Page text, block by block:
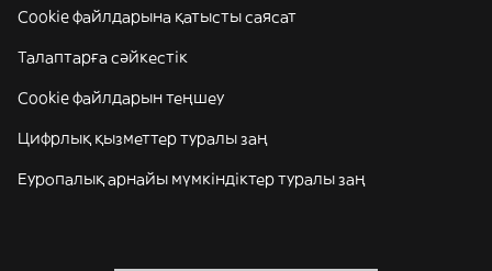
Cookie файлдарына қатысты саясат
Талаптарға сәйкестік
Cookie файлдарын теңшеу
Цифрлық қызметтер туралы заң
Еуропалық арнайы мүмкіндіктер туралы заң